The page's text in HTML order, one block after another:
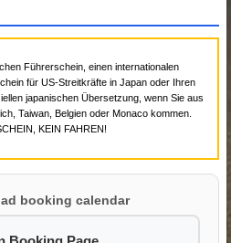
Führerschein, einen internationalen
für US-Streitkräfte in Japan oder Ihren
japanischen Übersetzung, wenn Sie aus
Taiwan, Belgien oder Monaco kommen.
KEIN FAHREN!
booking calendar